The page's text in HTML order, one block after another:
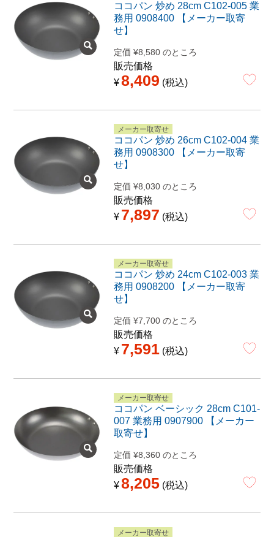
ココパン 炒め 28cm C102-005 業
務用 0908400 【メーカー取寄
せ】
定価 ¥8,580 のところ
販売価格
¥8,409 税込
メーカー取寄せ
ココパン 炒め 26cm C102-004 業
務用 0908300 【メーカー取寄
せ】
定価 ¥8,030 のところ
販売価格
¥ 7,897 税込
メーカー取寄せ
ココパン 炒め 24cm C102-003 業
務用 0908200 【メーカー取寄
せ】
定価 ¥7,700 のところ
販売価格
¥ 7,591 税込
メーカー取寄せ
ココパン ベーシック 28cm C101-
007 業務用 0907900 【メーカー
取寄せ】
定価 ¥8,360 のところ
販売価格
¥8,205 税込
メーカー取寄せ